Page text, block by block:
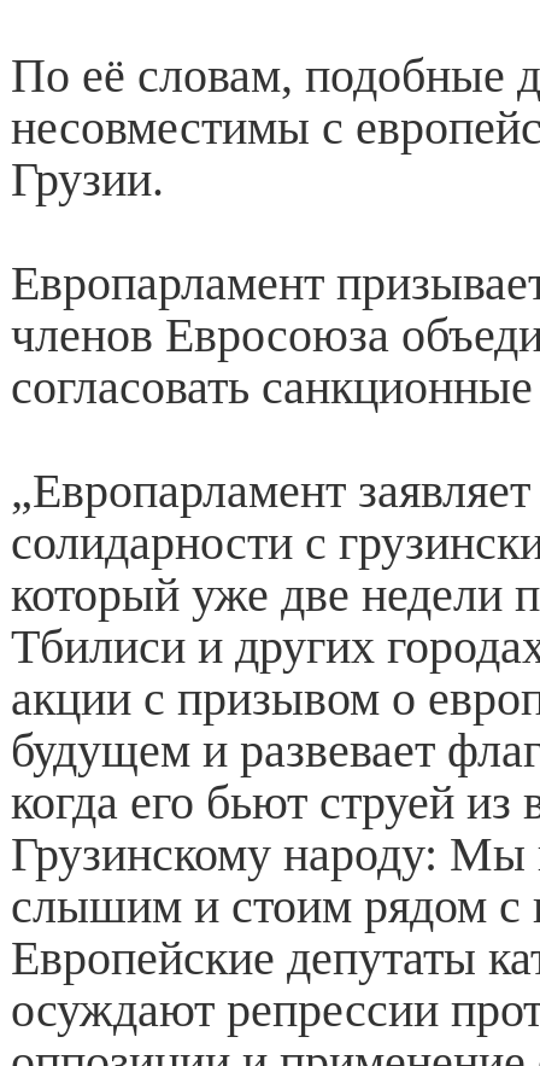
По её словам, подобные
несовместимы с
Грузии.
Европарламент
членов Евросоюза
согласовать
„Европарламент
солидарности с
который уже две недели
Тбилиси и других
акции с призывом о
будущем и развевает
когда его бьют струей из
Грузинскому народу: Мы
слышим и стоим рядом с
Европейские депутаты
осуждают репрессии